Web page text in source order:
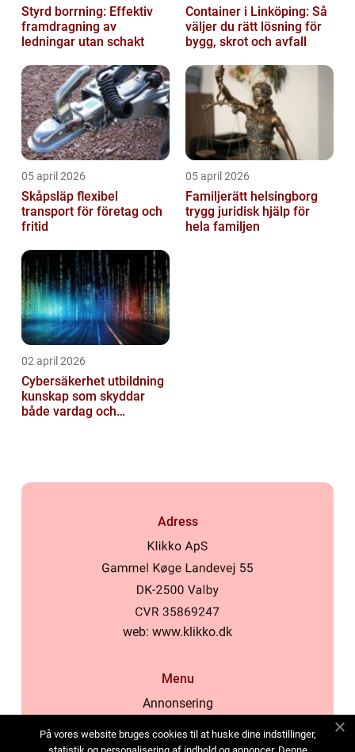
Styrd borrning: Effektiv
framdragning av
ledningar utan schakt
Container i Linköping: Så
väljer du rätt lösning för
bygg, skrot och avfall
05 april 2026
Skåpsläp flexibel
transport för företag och
fritid
05 april 2026
Familjerätt helsingborg
trygg juridisk hjälp för
hela familjen
02 april 2026
Cybersäkerhet utbildning
kunskap som skyddar
både vardag och
Adress
web: www.klikko.dk
Menu
Annonsering
Cookies
På vores website bruges cookies til at huske dine indstillinger,